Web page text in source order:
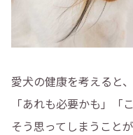
愛犬の健康を考えると、
「あれも必要かも」「
そう思ってしまうことが